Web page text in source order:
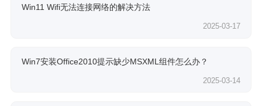
Win11 Wifi无法连接网络的解决方法
2025-03-17
Win7安装Office2010提示缺少MSXML组件怎么办？
2025-03-14